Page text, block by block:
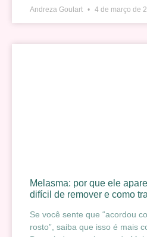
Andreza Goulart 4 de março de
Melasma: por que ele
difícil de remover e como
Se você sente que “acordou
rosto”, saiba que isso é mais